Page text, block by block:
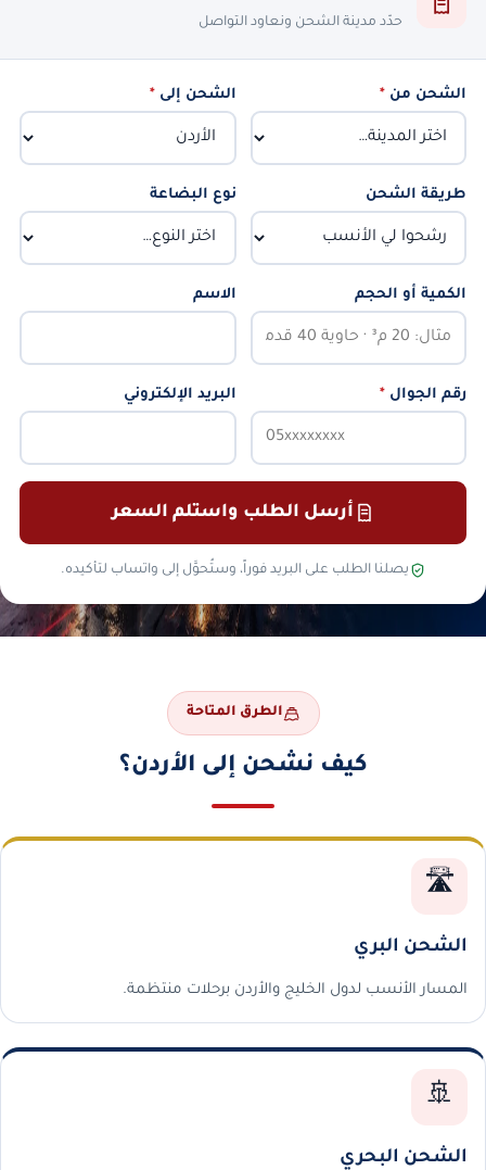
حدّد مدينة الشحن ونعاود التواصل
الشحن من * الشحن إلى*
طريقة الشحن نوع البضاعة
الكمية أو الحجم الاسم
رقم الجوال * البريد الإلكتروني
أرسل الطلب واستلم السعر
يصلنا الطلب على البريد فوراً، وستُحوَّل إلى واتساب لتأكيده.
الطرق المتاحة
كيف نشحن إلى الأردن؟
🛣️
الشحن البري
المسار الأنسب لدول الخليج والأردن برحلات منتظمة.
🚢
الشحن البحري